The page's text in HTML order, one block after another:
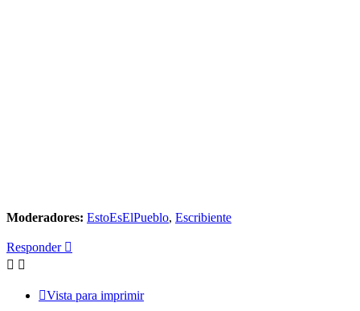
Moderadores: EstoEsElPueblo, Escribiente
Responder
Vista para imprimir